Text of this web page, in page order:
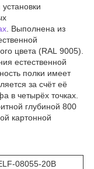
. Выполнена из
цвета (RAL 9005).
естественной
полки имеет
за счёт её
в четырёх точках.
глубиной 800
картонной
08055-20B